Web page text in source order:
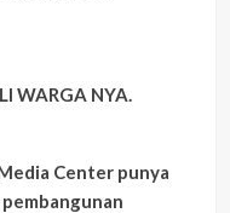
WARGA NYA.
Center punya